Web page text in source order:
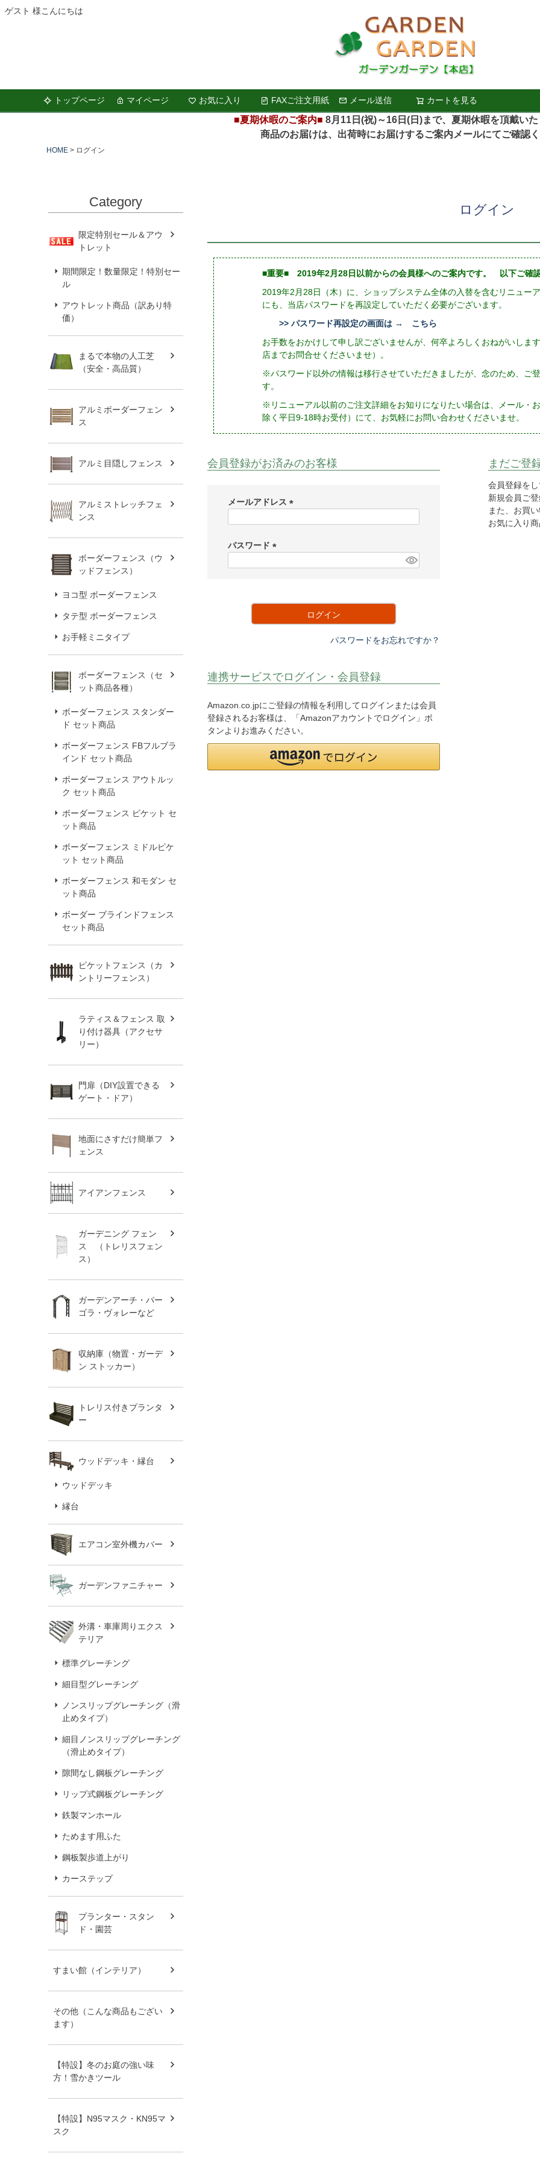
ゲスト 様こんにちは
トップページ マイページ お気に入り FAXご注文用紙 メール送信 カートを見る
検索
■夏期休暇のご案内■ 8月11日(祝)～16日(日)まで、夏期休暇を頂戴い
商品のお届けは、出荷時にお届けするご案内メールにてご確認く
HOME ログイン
Category
限定特別セール＆アウ
トレット
期間限定！数量限定！特別セー
ル
アウトレット商品（訳あり特
価）
まるで本物の人工芝
（安全・高品質）
アルミボーダーフェン
ス
アルミ目隠しフェンス
アルミストレッチフェ
ンス
ボーダーフェンス（ウ
ッドフェンス）
ヨコ型 ボーダーフェンス
タテ型 ボーダーフェンス
お手軽ミニタイプ
ボーダーフェンス（セ
ット商品各種）
ボーダーフェンス スタンダー
ド セット商品
ボーダーフェンス FBフルブラ
インド セット商品
ボーダーフェンス アウトルッ
ク セット商品
ボーダーフェンス ピケット セ
ット商品
ボーダーフェンス ミドルピケ
ット セット商品
ボーダーフェンス 和モダン セ
ット商品
ボーダー ブラインドフェンス
セット商品
ピケットフェンス（カ
ントリーフェンス）
ラティス＆フェンス 取
り付け器具（アクセサ
リー）
門扉（DIY設置できる
ゲート・ドア）
地面にさすだけ簡単フ
ェンス
アイアンフェンス
ガーデニング フェン
ス （トレリスフェン
ス）
ガーデンアーチ・パー
ゴラ・ヴォレーなど
収納庫（物置・ガーデ
ン ストッカー）
トレリス付きプランタ
ー
ウッドデッキ・縁台
ウッドデッキ
縁台
エアコン室外機カバー
ガーデンファニチャー
外溝・車庫周りエクス
テリア
標準グレーチング
細目型グレーチング
ノンスリップグレーチング（滑
止めタイプ）
細目ノンスリップグレーチング
（滑止めタイプ）
隙間なし鋼板グレーチング
リップ式鋼板グレーチング
鉄製マンホール
ためます用ふた
鋼板製歩道上がり
カーステップ
プランター・スタン
ド・園芸
すまい館（インテリア）
その他（こんな商品もござい
ます）
【特設】冬のお庭の強い味
方！雪かきツール
【特設】N95マスク・KN95マ
スク
ログイン
■重要■ 2019年2月28日以前からの会員様へのご案内です。 以下ご確
2019年2月28日（木）に、ショップシステム全体の入替を含むリニュー
にも、当店パスワードを再設定していただく必要がございます。
>> パスワード再設定の画面は → こちら
お手数をおかけして申し訳ございませんが、何卒よろしくおねがいし
店までお問合せくださいませ）。
※パスワード以外の情報は移行させていただきましたが、念のため、ご
す。
※リニューアル以前のご注文詳細をお知りになりたい場合は、メール
除く平日9-18時お受付）にて、お気軽にお問い合わせくださいませ。
会員登録がお済みのお客様
メールアドレス
)
パスワード
ログイン
パスワードをお忘れですか？
連携サービスでログイン・会員登録
Amazon.co.jpにご登録の情報を利用してログインまたは会員
登録されるお客様は、「Amazonアカウントでログイン」ボ
タンよりお進みください。
まだご登
会員登録を
新規会員ご
また、お買
お気に入り